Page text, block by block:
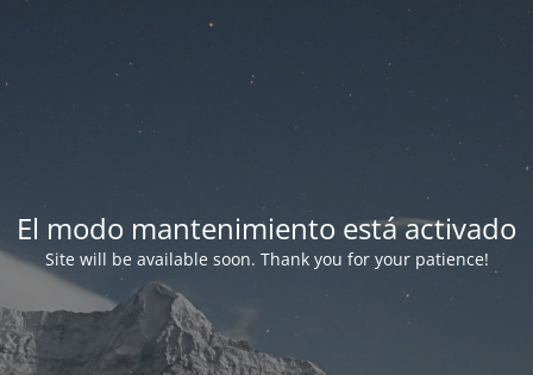
El modo mantenimiento está activado
Site will be available soon. Thank you for your patience!